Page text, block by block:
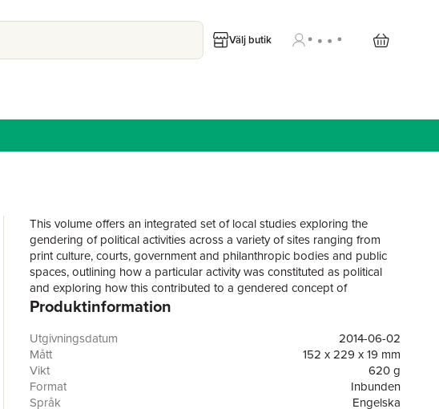
Välj butik
This volume offers an integrated set of local studies exploring the
gendering of political activities across a variety of sites ranging from
print culture, courts, government and philanthropic bodies and public
spaces, outlining how a particular activity was constituted as political
and exploring how this contributed to a gendered concept of
citizenship. The comparative and transnational perspectives revealed
knowledge about the relationship between gender, citizenship and the
development of the modern town in Northern Europe.
Produktinformation
Utgivningsdatum
2014-06-02
Mått
152 x 229 x 19 mm
Vikt
620 g
Format
Inbunden
Språk
Engelska